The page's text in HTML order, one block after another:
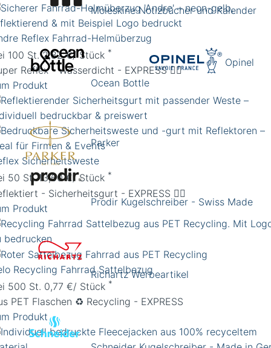
Moleskine Notizbücher und Kalender
Ocean Bottle
Opinel
Parker
Prodir Kugelschreiber - Swiss Made
Richartz Werbeartikel
Reflex Fahrrad-Helmüberzug
100 St. 2,82 €/ Stück *
Reflex - Wasserdicht - EXPRESS 🚴‍♀️
Produkt
Sicherheitsweste
50 St. 13,60 €/ Stück *
- Sicherheitsgurt - EXPRESS 🚴‍♀️
Produkt
Recycling Fahrrad Sattelbezug
500 St. 0,77 €/ Stück *
PET Flaschen ♻️ Recycling - EXPRESS
Produkt